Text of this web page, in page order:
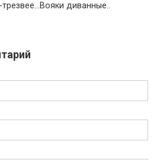
диванные..